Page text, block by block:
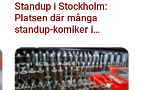
Standup i Stockholm:
Platsen där många
standup-komiker i